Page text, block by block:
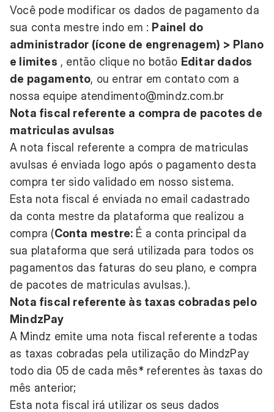
Você pode modificar os dados de pagamento da
sua conta mestre indo em : Painel do
administrador (ícone de engrenagem) > Plano
e limites , então clique no botão Editar dados
de pagamento, ou entrar em contato com a
nossa equipe atendimento@mindz.com.br
Nota fiscal referente a compra de pacotes de
matriculas avulsas
A nota fiscal referente a compra de matriculas
avulsas é enviada logo após o pagamento desta
compra ter sido validado em nosso sistema.
Esta nota fiscal é enviada no email cadastrado
da conta mestre da plataforma que realizou a
compra (Conta mestre: É a conta principal da
sua plataforma que será utilizada para todos os
pagamentos das faturas do seu plano, e compra
de pacotes de matriculas avulsas.).
Nota fiscal referente às taxas cobradas pelo
MindzPay
A Mindz emite uma nota fiscal referente a todas
as taxas cobradas pela utilização do MindzPay
todo dia 05 de cada mês* referentes às taxas do
mês anterior;
Esta nota fiscal irá utilizar os seus dados